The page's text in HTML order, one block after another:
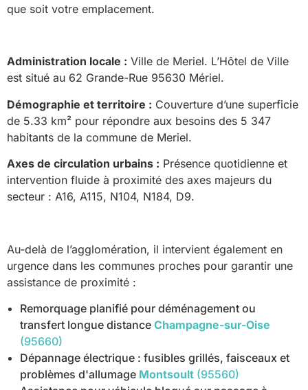
que soit votre emplacement.
Administration locale : Ville de Meriel. L’Hôtel de Ville
est situé au 62 Grande-Rue 95630 Mériel.
Démographie et territoire : Couverture d’une superficie
de 5.33 km² pour répondre aux besoins des 5 347
habitants de la commune de Meriel.
Axes de circulation urbains : Présence quotidienne et
intervention fluide à proximité des axes majeurs du
secteur : A16, A115, N104, N184, D9.
Au-delà de l’agglomération, il intervient également en
urgence dans les communes proches pour garantir une
assistance de proximité :
Remorquage planifié pour déménagement ou
transfert longue distance Champagne-sur-Oise
(95660)
Dépannage électrique : fusibles grillés, faisceaux et
problèmes d'allumage Montsoult (95560)